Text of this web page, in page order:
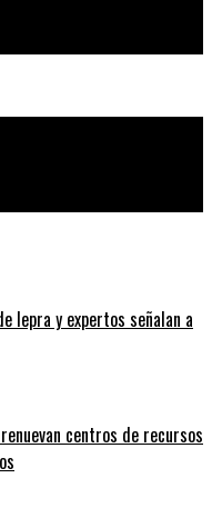
lepra y expertos señalan a
centros de recursos